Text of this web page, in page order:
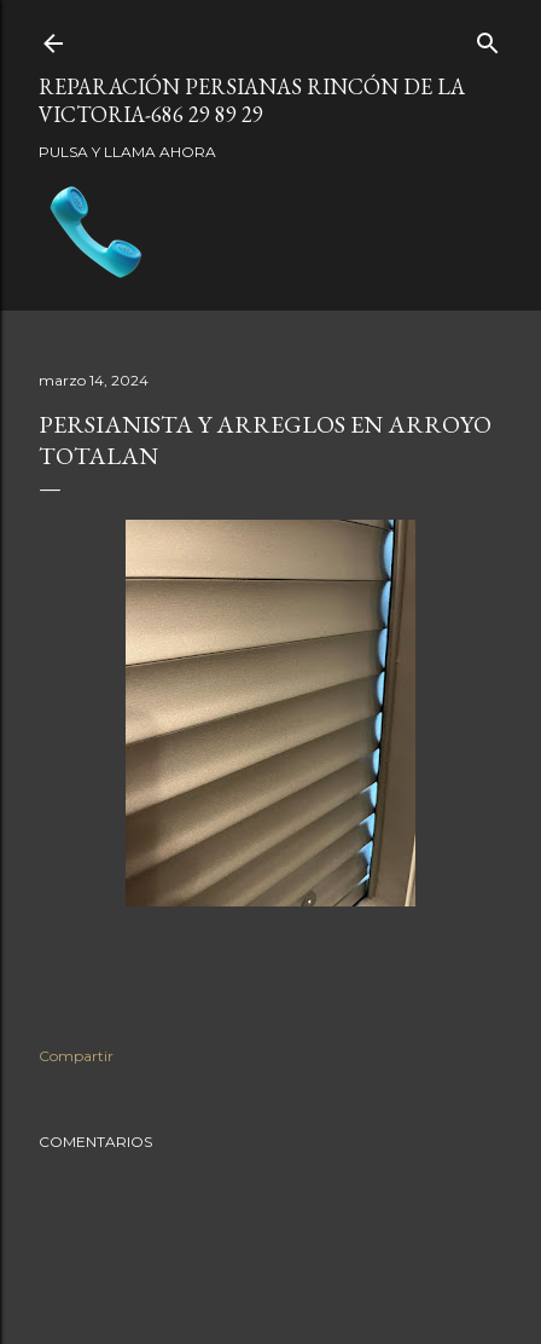
REPARACIÓN PERSIANAS RINCÓN DE LA
VICTORIA-686 29 89 29
PULSA Y LLAMA AHORA
marzo 14, 2024
PERSIANISTA Y ARREGLOS EN ARROYO
TOTALAN
Compartir
COMENTARIOS